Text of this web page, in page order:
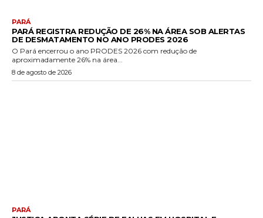
PARÁ
PARÁ REGISTRA REDUÇÃO DE 26% NA ÁREA SOB ALERTAS
DE DESMATAMENTO NO ANO PRODES 2026
O Pará encerrou o ano PRODES 2026 com redução de
aproximadamente 26% na área...
8 de agosto de 2026
PARÁ